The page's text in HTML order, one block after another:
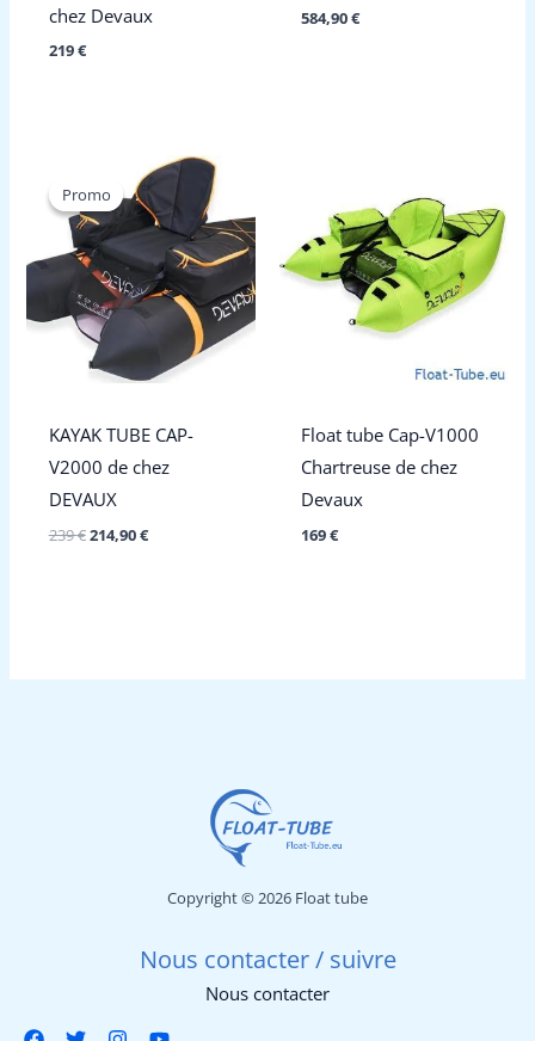
chez Devaux
219€
584,90€
Promo
Promo
KAYAK TUBE CAP-
V2000 de chez
DEVAUX
239€Le
214,90€Le
Float tube Cap-V1000
Chartreuse de chez
Devaux
169€
Copyright © 2026 Float tube
Nous contacter / suivre
Nous contacter